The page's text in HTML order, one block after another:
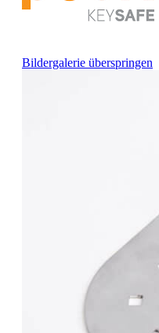
Bildergalerie überspringen